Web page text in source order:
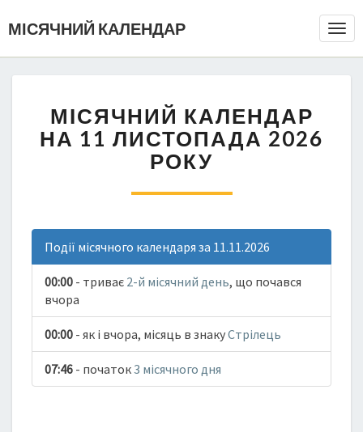
МІСЯЧНИЙ КАЛЕНДАР
МІСЯЧНИЙ КАЛЕНДАР
НА 11 ЛИСТОПАДА 2026
РОКУ
Події місячного календаря за 11.11.2026
00:00 - триває 2-й місячний день, що почався
вчора
00:00 - як і вчора, місяць в знакуСтрілець
07:46 - початок3 місячного дня